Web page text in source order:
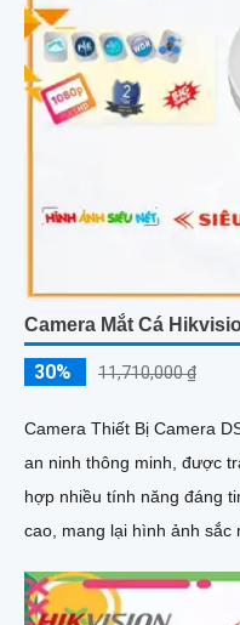
Camera Mắt Cá
30% 11,710,000 ₫
Camera Thiết Bị Camera
an ninh thông minh, được
hợp nhiều tính năng đáng tin cậy. Camera này có
cao, mang lại hình ảnh sắc